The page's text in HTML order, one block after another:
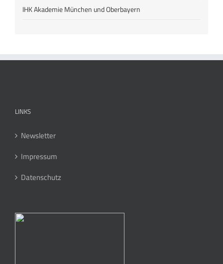
IHK Akademie München und Oberbayern
LINKS
Newsletter
Impressum
Datenschutz